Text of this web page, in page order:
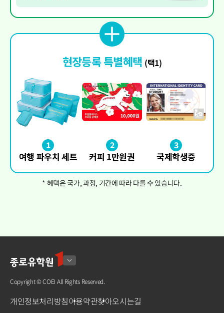
현장등록 특별혜택 (택1)
1
여행 파우치 세트
2
커피 1만원권
3
국제학생증
* 혜택은 국가, 과정, 기간에 따라 다를 수 있습니다.
Copyright © COEI All Rights Reserved.
개인정보처리방침이용약관찾아오시는길